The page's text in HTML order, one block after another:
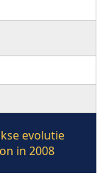
evolutie
in 2008